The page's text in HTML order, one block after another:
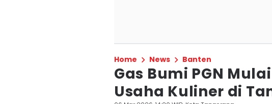
Home News Banten
Gas Bumi PGN
Usaha Kuliner di